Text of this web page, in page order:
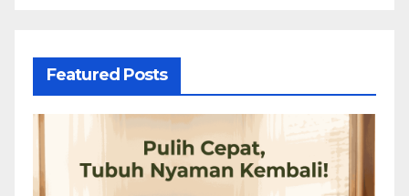
Featured Posts